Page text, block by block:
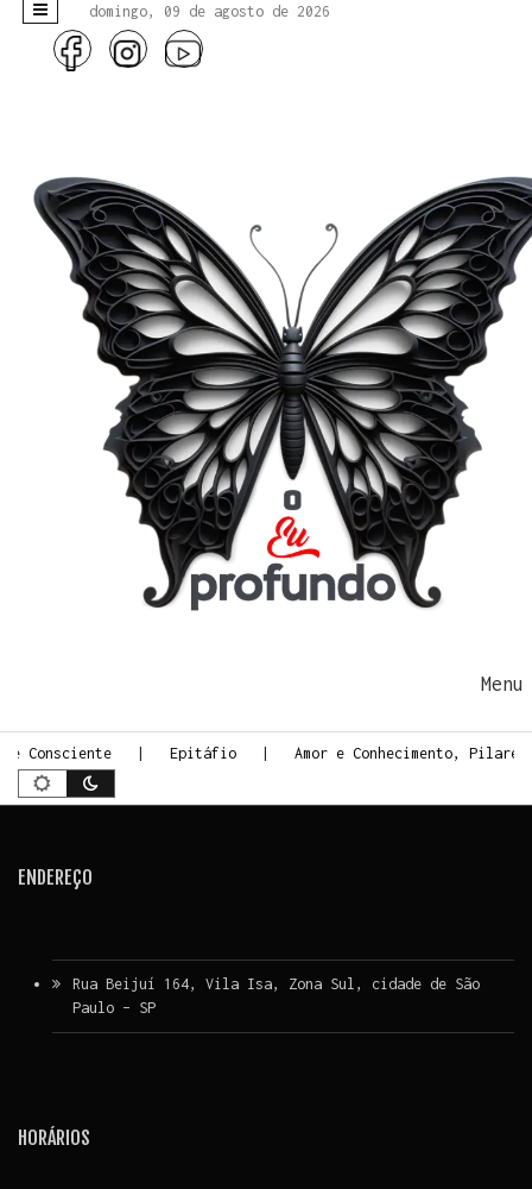
domingo, 09 de agosto de 2026
Consciente Epitáfio Amor e Conhecimento,
ENDEREÇO
Rua Beijuí 164, Vila Isa, Zona Sul, cidade de São
Paulo – SP
HORÁRIOS